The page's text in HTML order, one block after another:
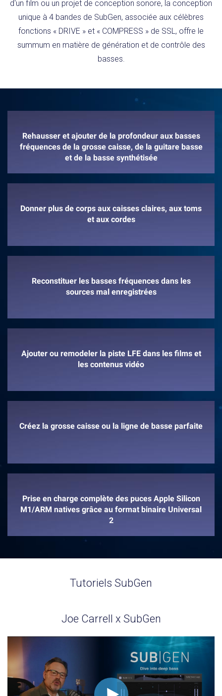
d'un film ou un projet de conception sonore, la conception
unique à 4 bandes de SubGen, associée aux célèbres
fonctions « DRIVE » et « COMPRESS » de SSL, offre le
summum en matière de génération et de contrôle des
basses.
Rehausser et ajouter de la profondeur aux basses
fréquences de la grosse caisse, de la guitare basse
et de la basse synthétisée
Donner plus de corps aux caisses claires, aux toms
et aux cordes
Reconstituer les basses fréquences dans les
sources mal enregistrées
Ajouter ou remodeler la piste LFE dans les films et
les contenus vidéo
Créez la grosse caisse ou la ligne de basse parfaite
Prise en charge complète des puces Apple Silicon
M1/ARM natives grâce au format binaire Universal
2
Tutoriels SubGen
Joe Carrell x SubGen